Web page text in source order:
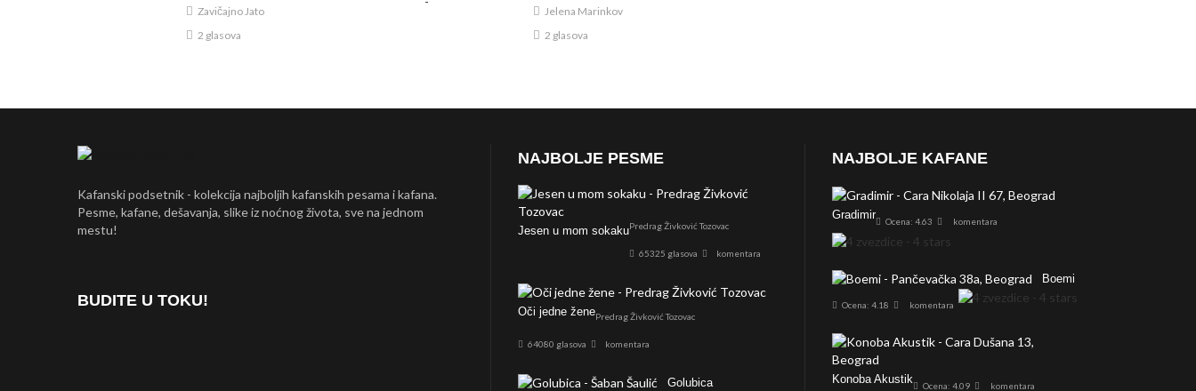
Zavičajno Jato
2 glasova
Jelena Marinkov
2 glasova
Kafanski podsetnik - kolekcija najboljih kafanskih pesama i kafana.
Pesme, kafane, dešavanja, slike iz noćnog života, sve na jednom
mestu!
BUDITE U TOKU!
NAJBOLJE PESME
Jesen u mom sokakuPredrag Živković Tozovac
65325 glasova komentara
Oči jedne ženePredrag Živković Tozovac
64080 glasova komentara
Golubica
NAJBOLJE KAFANE
Gradimir Ocena: 4.63 komentara
Boemi
Ocena: 4.18 komentara
Konoba Akustik Ocena: 4.09 komentara